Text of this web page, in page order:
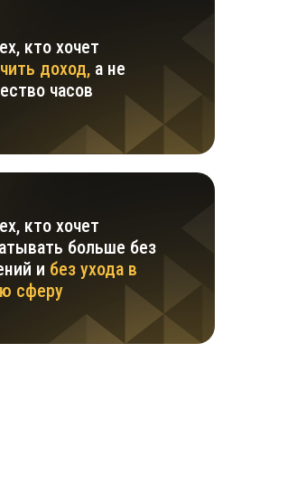
кто хочет
больше без
и без ухода в
сферу
кто хочет
доход, а не
часов